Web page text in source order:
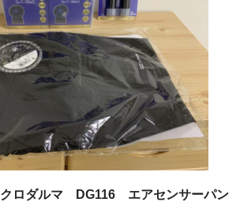
クロダルマ DG116 エアセンサーパン